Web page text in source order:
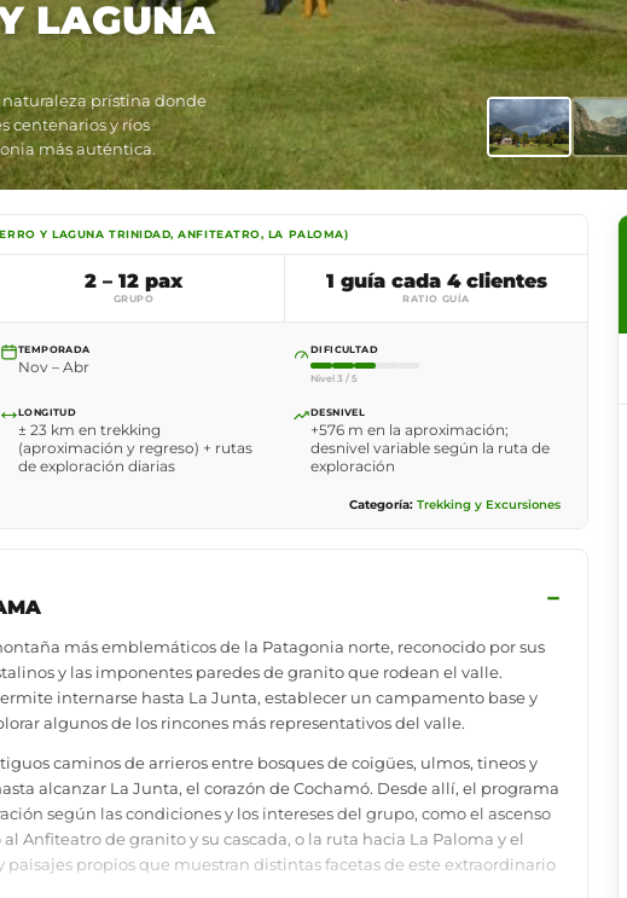
LAGUNA
naturaleza prístina donde
centenarios y ríos
más auténtica.
Y LAGUNA TRINIDAD, ANFITEATRO, LA PALOMA)
2 – 12 pax
GRUPO
1 guía cada 4 clientes
RATIO GUÍA
TEMPORADA
Nov – Abr
DIFICULTAD
Nivel 3 / 5
LONGITUD
± 23 km en trekking
(aproximación y regreso) + rutas
de exploración diarias
DESNIVEL
+576 m en la aproximación;
desnivel variable según la ruta de
exploración
Categoría: Trekking y Excursiones
−
más emblemáticos de la Patagonia norte, reconocido por sus
y las imponentes paredes de granito que rodean el valle.
internarse hasta La Junta, establecer un campamento base y
algunos de los rincones más representativos del valle.
caminos de arrieros entre bosques de coigües, ulmos, tineos y
alcanzar La Junta, el corazón de Cochamó. Desde allí, el programa
según las condiciones y los intereses del grupo, como el ascenso
Anfiteatro de granito y su cascada, o la ruta hacia La Paloma y el
paisajes propios que muestran distintas facetas de este extraordinario